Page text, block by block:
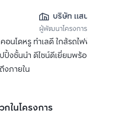
บริษัท แสนสิริ
จำกัด (มหาชน)
ผู้พัฒนาโครงการ
นโดหรู ทำเลดี ใกล้รถไฟฟ้า BTS
งชั้นนำ ดีไซน์ดีเยี่ยมพร้อมวัสดุที่คัด
งภายใน
ในโครงการ